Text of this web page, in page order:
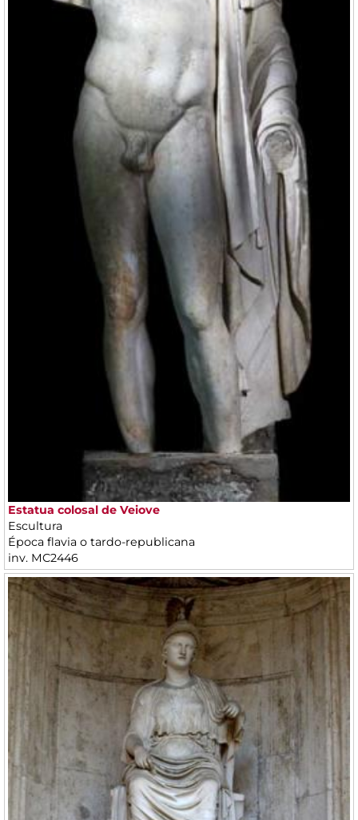
Estatua colosal de Veiove
Escultura
Época flavia o tardo-republicana
inv. MC2446